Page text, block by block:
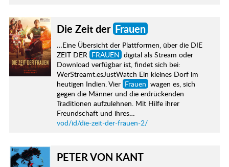
Die Zeit der Frauen
…Eine Übersicht der Plattformen, über die DIE
ZEIT DER FRAUEN digital als Stream oder
Download verfügbar ist, findet sich bei:
WerStreamt.esJustWatch Ein kleines Dorf im
heutigen Indien. Vier Frauen wagen es, sich
gegen die Männer und die erdrückenden
Traditionen aufzulehnen. Mit Hilfe ihrer
Freundschaft und ihres…
vod/id/die-zeit-der-frauen-2/
PETER VON KANT